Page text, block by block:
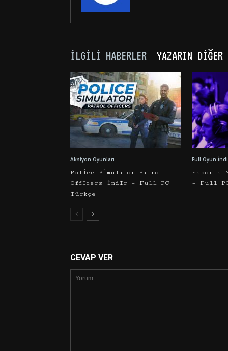
İLGILI HABERLER YAZARIN
Aksiyon Oyunları
Police Simulator Patrol
Officers İndir – Full PC
Türkçe
Full Oyun
Esports
– Full
CEVAP VER